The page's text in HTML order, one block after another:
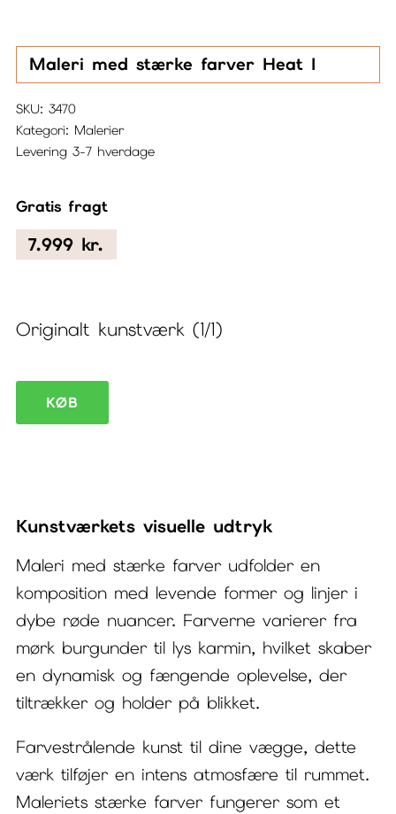
Maleri med stærke farver Heat I
SKU: 3470
Kategori: Malerier
Levering 3-7 hverdage
Gratis fragt
7.999 kr.
Originalt kunstværk (1/1)
Maleri
med
Heat
I
antal
KØB
Kunstværkets visuelle udtryk
Maleri med stærke farver udfolder en
komposition med levende former og linjer i
dybe røde nuancer. Farverne varierer fra
mørk burgunder til lys karmin, hvilket skaber
en dynamisk og fængende oplevelse, der
tiltrækker og holder på blikket.
Farvestrålende kunst til dine vægge, dette
værk tilføjer en intens atmosfære til rummet.
Maleriets stærke farver fungerer som et